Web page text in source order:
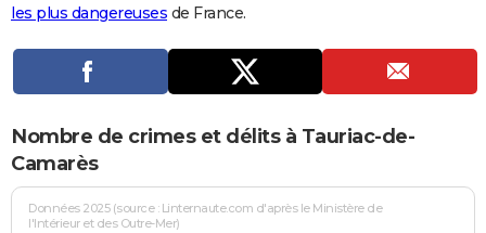
Se connecter
Entreprises
Service militaire
Avis de recherche
AVIS DE DÉCÈS
Bricolage
Lifestyle
Culture
Sport
Auto
Television
Voyage
Cinema
les plus dangereuses de France.
Nombre de crimes et délits à Tauriac-de-
Camarès
Données 2025 (source : Linternaute.com d'après le Ministère de
l'Intérieur et des Outre-Mer)